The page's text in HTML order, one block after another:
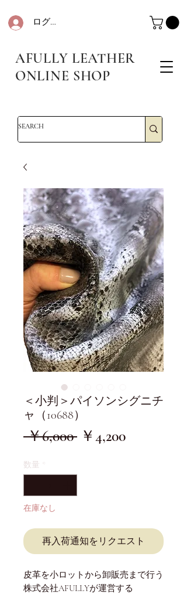
ログイン
AFULLY LEATHER
ONLINE SHOP
＜小判＞パイソンシグニチ
ャ（10688）
￥6,000 通
価
格
￥4,200セ
数量
在庫なし
再入荷通知をリクエスト
皮革を小ロットから卸販売まで行う
株式会社AFULLYが運営する